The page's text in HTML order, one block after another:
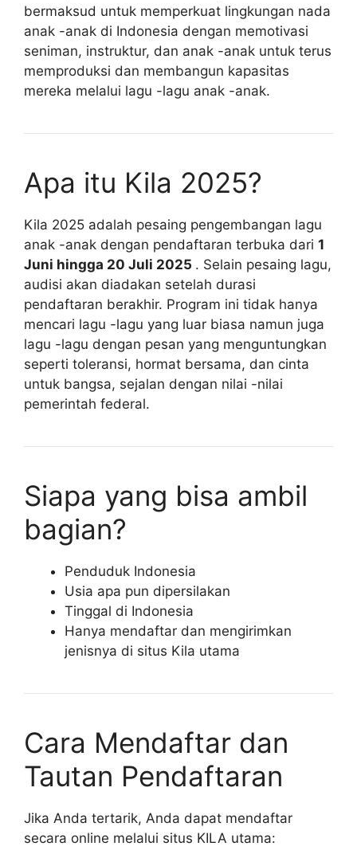
bermaksud untuk memperkuat lingkungan nada
anak -anak di Indonesia dengan memotivasi
seniman, instruktur, dan anak -anak untuk terus
memproduksi dan membangun kapasitas
mereka melalui lagu -lagu anak -anak.
Apa itu Kila 2025?
Kila 2025 adalah pesaing pengembangan lagu
anak -anak dengan pendaftaran terbuka dari 1
Juni hingga 20 Juli 2025 . Selain pesaing lagu,
audisi akan diadakan setelah durasi
pendaftaran berakhir. Program ini tidak hanya
mencari lagu -lagu yang luar biasa namun juga
lagu -lagu dengan pesan yang menguntungkan
seperti toleransi, hormat bersama, dan cinta
untuk bangsa, sejalan dengan nilai -nilai
pemerintah federal.
Siapa yang bisa ambil
bagian?
Penduduk Indonesia
Usia apa pun dipersilakan
Tinggal di Indonesia
Hanya mendaftar dan mengirimkan
jenisnya di situs Kila utama
Cara Mendaftar dan
Tautan Pendaftaran
Jika Anda tertarik, Anda dapat mendaftar
secara online melalui situs KILA utama: